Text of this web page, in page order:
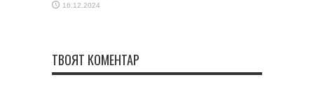
16.12.2024
ТВОЯТ КОМЕНТАР